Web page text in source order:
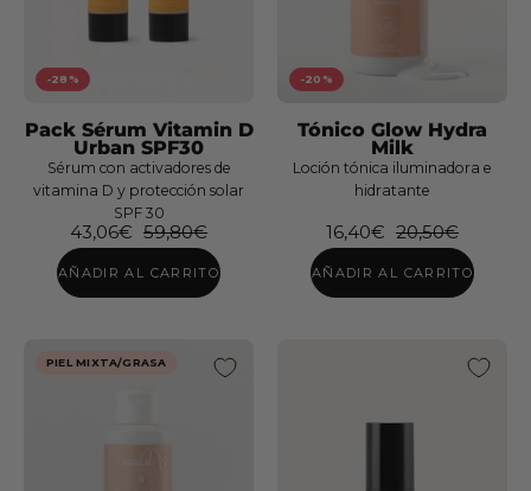
-28%
Pack Sérum Vitamin D
Urban SPF30
Sérum con activadores de
vitamina D y protección solar
SPF 30
43,06€ 59,80€
AÑADIR AL CARRITO
-20%
Tónico Glow Hydra
Milk
Loción tónica iluminadora e
hidratante
16,40€ 20,50€
AÑADIR AL CARRITO
PIEL MIXTA/GRASA